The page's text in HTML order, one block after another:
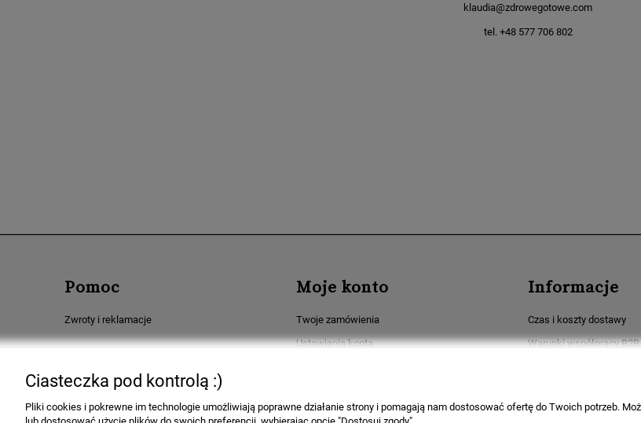
klaudia@zdrowegotowe.com
tel. +48 577 706 802
Pomoc
Zwroty i reklamacje
Moje konto
Twoje zamówienia
Ustawienia konta
Informacje
Czas i koszty dostawy
Warunki współpracy B2B
Regulaminy
Ciasteczka pod kontrolą :)
Pliki cookies i pokrewne im technologie umożliwiają poprawne działanie strony i pomagają nam dostosować ofertę do Twoich potrzeb.